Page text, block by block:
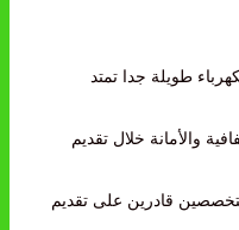
طويلة جدا تمتد
والأمانة خلال تقديم
قادرين على تقديم